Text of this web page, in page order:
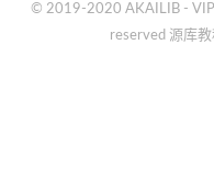
© 2019-2020 AKAILIB -
reserved 源库教